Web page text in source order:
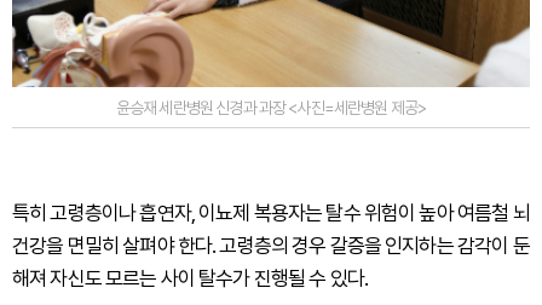
윤승재 세란병원 신경과 과장 <사진=세란병원 제공>
특히 고령층이나 흡연자, 이뇨제 복용자는 탈수 위험이 높아 여름철 뇌
건강을 면밀히 살펴야 한다. 고령층의 경우 갈증을 인지하는 감각이 둔
해져 자신도 모르는 사이 탈수가 진행될 수 있다.